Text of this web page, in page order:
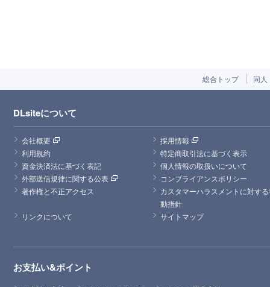
総合トップ 同人
DLsiteについて
会社概要
採用情報
利用規約
特定商取引法に基づく表示
資金決済法に基づく表記
個人情報の取扱いについて
外部送信規律に関する公表
コンプライアンスポリシー
著作権と不正アクセス
カスタマーハラスメントに対す
動指針
リンクについて
サイトマップ
お支払い&ポイント